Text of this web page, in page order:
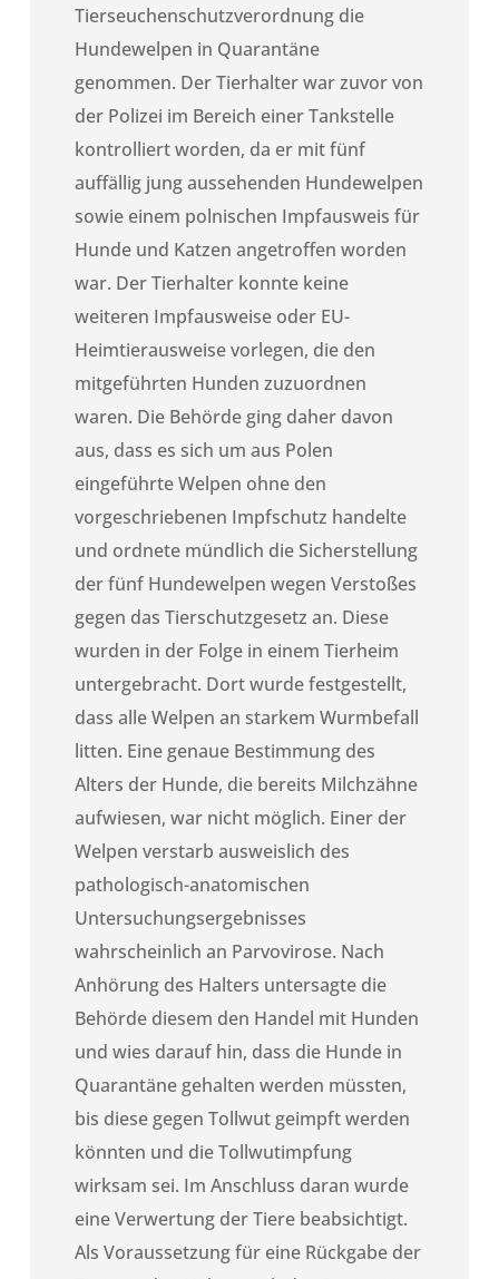
Tierseuchenschutzverordnung die
Hundewelpen in Quarantäne
genommen. Der Tierhalter war zuvor von
der Polizei im Bereich einer Tankstelle
kontrolliert worden, da er mit fünf
auffällig jung aussehenden Hundewelpen
sowie einem polnischen Impfausweis für
Hunde und Katzen angetroffen worden
war. Der Tierhalter konnte keine
weiteren Impfausweise oder EU-
Heimtierausweise vorlegen, die den
mitgeführten Hunden zuzuordnen
waren. Die Behörde ging daher davon
aus, dass es sich um aus Polen
eingeführte Welpen ohne den
vorgeschriebenen Impfschutz handelte
und ordnete mündlich die Sicherstellung
der fünf Hundewelpen wegen Verstoßes
gegen das Tierschutzgesetz an. Diese
wurden in der Folge in einem Tierheim
untergebracht. Dort wurde festgestellt,
dass alle Welpen an starkem Wurmbefall
litten. Eine genaue Bestimmung des
Alters der Hunde, die bereits Milchzähne
aufwiesen, war nicht möglich. Einer der
Welpen verstarb ausweislich des
pathologisch-anatomischen
Untersuchungsergebnisses
wahrscheinlich an Parvovirose. Nach
Anhörung des Halters untersagte die
Behörde diesem den Handel mit Hunden
und wies darauf hin, dass die Hunde in
Quarantäne gehalten werden müssten,
bis diese gegen Tollwut geimpft werden
könnten und die Tollwutimpfung
wirksam sei. Im Anschluss daran wurde
eine Verwertung der Tiere beabsichtigt.
Als Voraussetzung für eine Rückgabe der